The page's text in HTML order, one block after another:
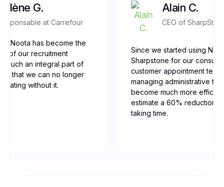
G.
at Carrefour
Noota has become the
of our recruitment
such an integral part of
that we can no longer
without it.
Alain C.
CEO of
Since we started using
Sharpstone for our
customer appointment
managing administrative
become much more
estimate a 60% reduction
taking time.